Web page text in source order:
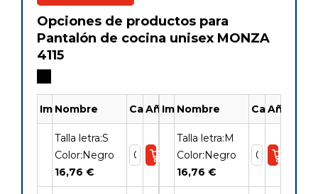
Opciones de productos para
Pantalón de cocina unisex MONZA
4115
Imagen
Nombre Cantidad
AñadirImagen
Nombre Cantidad
Añadir
Talla letra:S
Color:Negro
16,76 €
Talla letra:M
Color:Negro
16,76 €